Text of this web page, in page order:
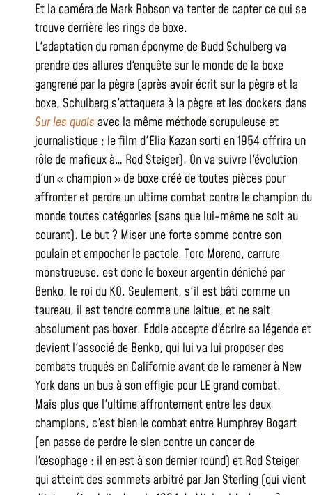
Et la caméra de Mark Robson va tenter de capter ce qui se
trouve derrière les rings de boxe.
L'adaptation du roman éponyme de Budd Schulberg va
prendre des allures d'enquête sur le monde de la boxe
gangrené par la pègre (après avoir écrit sur la pègre et la
boxe, Schulberg s'attaquera à la pègre et les dockers dans
Sur les quaisavec la même méthode scrupuleuse et
journalistique ; le film d'Elia Kazan sorti en 1954 offrira un
rôle de mafieux à… Rod Steiger). On va suivre l'évolution
d'un « champion » de boxe créé de toutes pièces pour
affronter et perdre un ultime combat contre le champion du
monde toutes catégories (sans que lui-même ne soit au
courant). Le but ? Miser une forte somme contre son
poulain et empocher le pactole. Toro Moreno, carrure
monstrueuse, est donc le boxeur argentin déniché par
Benko, le roi du KO. Seulement, s'il est bâti comme un
taureau, il est tendre comme une laitue, et ne sait
absolument pas boxer. Eddie accepte d'écrire sa légende et
devient l'associé de Benko, qui lui va lui proposer des
combats truqués en Californie avant de le ramener à New
York dans un bus à son effigie pour LE grand combat.
Mais plus que l'ultime affrontement entre les deux
champions, c'est bien le combat entre Humphrey Bogart
(en passe de perdre le sien contre un cancer de
l'œsophage : il en est à son dernier round) et Rod Steiger
qui atteint des sommets arbitré par Jan Sterling (qui vient